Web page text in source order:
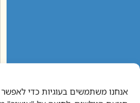
אנחנו משתמשים בעוגיות כדי